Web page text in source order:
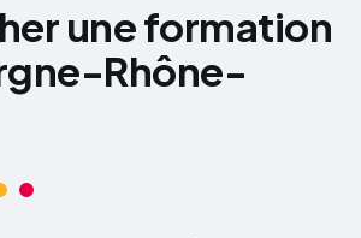
une formation
Rhône-